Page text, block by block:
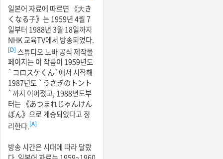
일본어 자료에 따르면 《大き
くなる子》는 1959년 4월 7
일부터 1988년 3월 18일까지
NHK 교육TV에서 방송되었다.
[D] 스튜디오 노바 공식 제작물
페이지는 이 작품이 1959년도
`コロスケくん`에서 시작해
1987년도 `うさぎのトント
`까지 이어졌고, 1988년도부
터는 《あつまれじゃんけん
ぽん》으로 계승되었다고 정
리한다.[A]
방송 시간은 시대에 따라 달랐